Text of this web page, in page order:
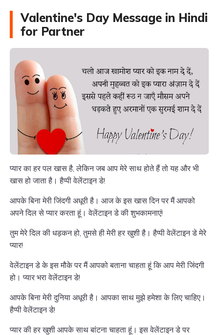
Valentine's Day Message in Hindi
for Partner
प्यार का हर पल खास है, लेकिन जब आप मेरे साथ होते हैं तो यह और भी
खास हो जाता है। हैप्पी वेलेंटाइन डे!
आपके बिना मेरी जिंदगी अधूरी है। आज के इस खास दिन पर मैं आपको
अपने दिल से प्यार करता हूं। वेलेंटाइन डे की शुभकामनाएं!
तुम मेरे दिल की धड़कन हो, तुमसे ही मेरी हर खुशी है। हैप्पी वेलेंटाइन डे मेरे
प्यार!
वेलेंटाइन डे के इस मौके पर मैं आपको बताना चाहता हूं कि आप मेरी जिंदगी
हो। प्यार भरा वेलेंटाइन डे!
आपके बिना मेरी दुनिया अधूरी है। आपका साथ मुझे हमेशा के लिए चाहिए।
हैप्पी वेलेंटाइन डे!
प्यार की हर खुशी आपके साथ बांटना चाहता हूं। इस वेलेंटाइन डे पर